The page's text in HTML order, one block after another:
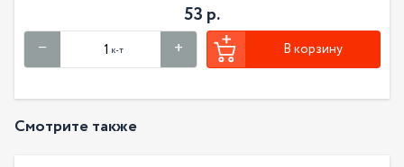
53 р.
к-т В корзину
Смотрите также